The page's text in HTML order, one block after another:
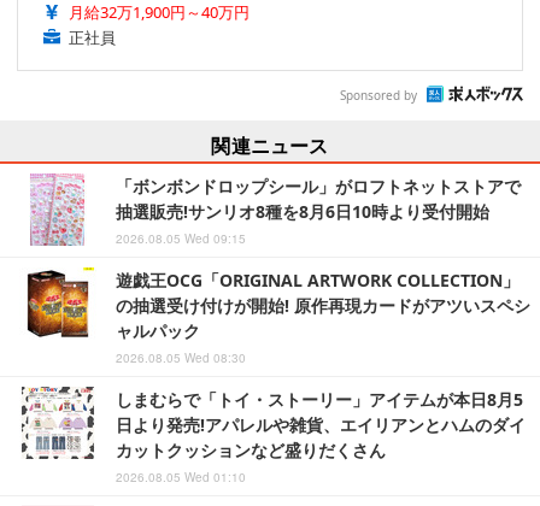
月給32万1,900円～40万円
正社員
Sponsored by
関連ニュース
「ボンボンドロップシール」がロフトネットストアで
抽選販売!サンリオ8種を8月6日10時より受付開始
2026.08.05 Wed 09:15
遊戯王OCG「ORIGINAL ARTWORK COLLECTION」
の抽選受け付けが開始! 原作再現カードがアツいスペシ
ャルパック
2026.08.05 Wed 08:30
しまむらで「トイ・ストーリー」アイテムが本日8月5
日より発売!アパレルや雑貨、エイリアンとハムのダイ
カットクッションなど盛りだくさん
2026.08.05 Wed 01:10